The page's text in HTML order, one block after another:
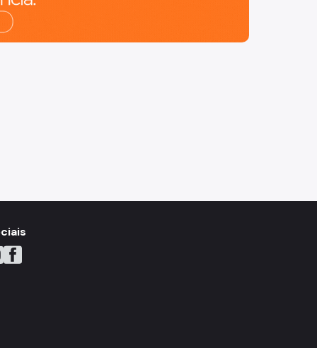
Xdo Instagram
Icone do Facebook
Icone do Flickr